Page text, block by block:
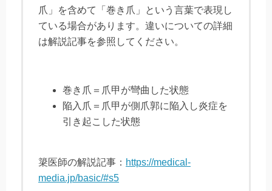
爪」を含めて「巻き爪」という言葉で表現し
ている場合があります。違いについての詳細
は解説記事を参照してください。
巻き爪＝爪甲が彎曲した状態
陥入爪＝爪甲が側爪郭に陥入し炎症を
引き起こした状態
簗医師の解説記事： https://medical-
media.jp/basic/#s5